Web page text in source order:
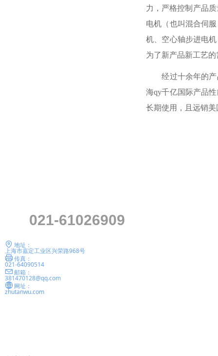
力，严格控制产品
电机（也叫混合伺
机、空心轴步进电
为了新产品新工艺
经过十余年的产品
海qy千亿国际产品
长期使用，且远销
021-61026909
地址：
上海市嘉定工业区兴荣路968号
传真：
021-64090514
邮箱：
381470128@qq.com
网址：
zhutanwu.com